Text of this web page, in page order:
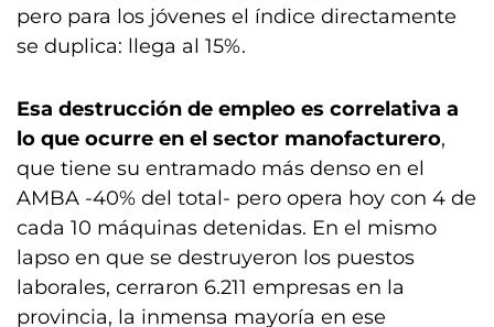
pero para los jóvenes el índice directamente
se duplica: llega al 15%.
Esa destrucción de empleo es correlativa a
lo que ocurre en el sector manofacturero,
que tiene su entramado más denso en el
AMBA -40% del total- pero opera hoy con 4 de
cada 10 máquinas detenidas. En el mismo
lapso en que se destruyeron los puestos
laborales, cerraron 6.211 empresas en la
provincia, la inmensa mayoría en ese